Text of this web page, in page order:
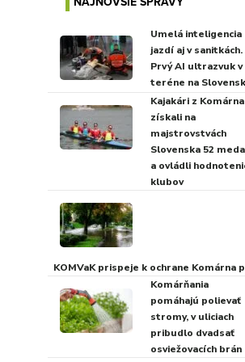
Umelá inteligencia
jazdí aj v sanitkách.
Prvý AI ultrazvuk v
teréne na
Kajakári z Komárna
získali na
majstrovstvách
Slovenska 52
a ovládli
klubov
KOMVaK prispeje k ochrane
Komárňania
pomáhajú polievať
stromy, v uliciach
pribudlo dvadsať
osviežovacích brán